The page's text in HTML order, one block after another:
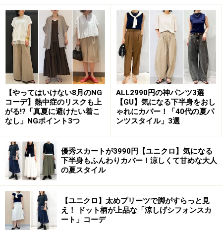
身幅にゆとりのあるリラックスシルエットで羽織りやす
く、ショート丈のためワイドパンツやロングスカートと
も相性よし。さらりとした肌触りで、夏まで活躍してく
れそうです。
カラバリは写真のダークブラウン、オフホワイト、ブラ
ック、ブルーの4色。
さらっと羽織るだけでおしゃれ見えします 出典：StyleHint
写真は、ボトムスに「ウルトラストレッチアクティブワ
イドパンツ」を合わせて、ブラトップの上から「クロシ
ェVネックカーディガン」をプラスしたコーデ。カーデ
の繊細な編み目が、着こなしのポイントになっていま
す。
【やってはいけない8月のNG
コーデ】熱中症のリスクも上
がる!?「真夏に避けたい着こ
なし」NGポイント3つ
ALL2990円の神パンツ3選
【GU】気になる下半身をおし
ゃれにカバー！「40代の夏パ
ンツスタイル」3選
優秀スカートが3990円【ユニクロ】気になる
下半身もふんわりカバー！涼しくて甘めな大人
の夏スタイル
【ユニクロ】太めプリーツで脚がすらっと見
え！ ドット柄が上品な「涼しげシフォンスカ
ート」コーデ